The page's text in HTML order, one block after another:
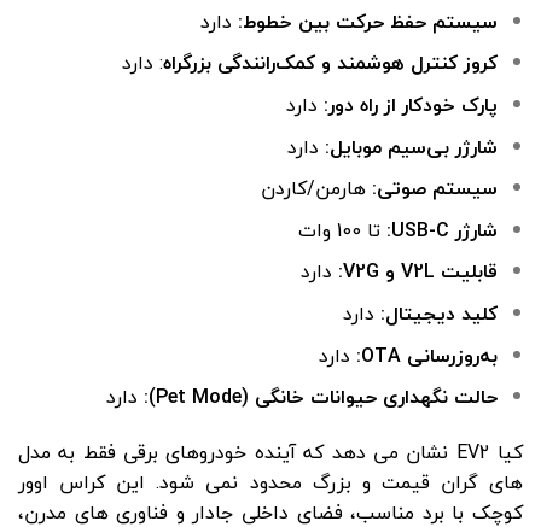
سیستم حفظ حرکت بین خطوط: دارد
کروز کنترل هوشمند و کمک‌رانندگی بزرگراه: دارد
پارک خودکار از راه دور: دارد
شارژر بی‌سیم موبایل: دارد
سیستم صوتی: هارمن/کاردن
شارژر USB-C:
تا 100 وات
قابلیت V2L و V2G:
دارد
کلید دیجیتال: دارد
به‌روزرسانی OTA:
دارد
حالت نگهداری حیوانات خانگی (Pet Mode):
دارد
کیا EV2 نشان می دهد که آینده خودروهای برقی فقط به مدل
های گران قیمت و بزرگ محدود نمی شود. این کراس اوور
کوچک با برد مناسب، فضای داخلی جادار و فناوری های مدرن،